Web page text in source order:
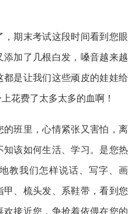
期末考试这段时间看到您眼
加了几根白发，嗓音越来越
是让我们这些顽皮的娃娃给
花费了太多太多的血啊！
的班里，心情紧张又害怕，离
该如何生活、学习。是您热
教我们怎样说话、写字、画
、梳头发、系鞋带，看到您
接近您，争抢着依偎在您的